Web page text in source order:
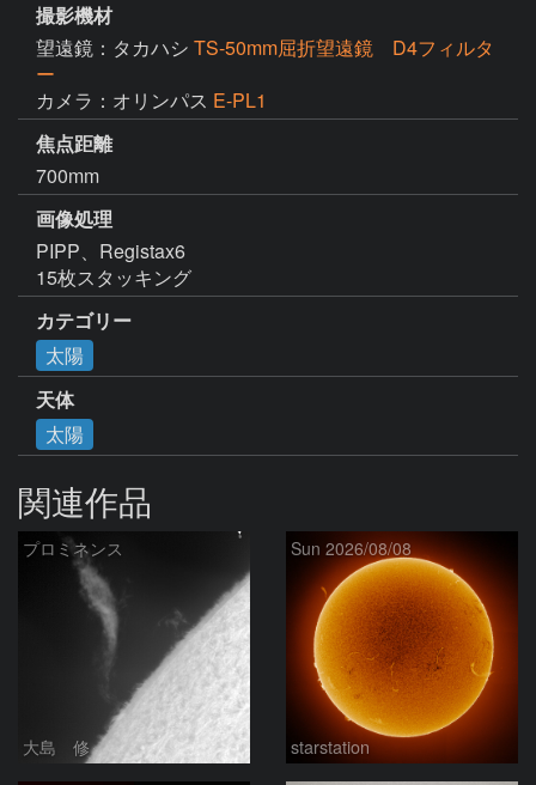
撮影機材
望遠鏡：タカハシ TS-50mm屈折望遠鏡 D4フィルタ
ー
カメラ：オリンパス E-PL1
焦点距離
700mm
画像処理
PIPP、Registax6
15枚スタッキング
カテゴリー
太陽
天体
太陽
関連作品
プロミネンス
大島 修
Sun 2026/08/08
starstation